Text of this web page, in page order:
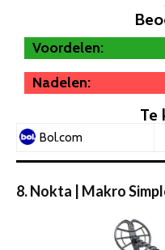
Voordelen:
Nadelen:
Te
Bol.com
8. Nokta | Makro